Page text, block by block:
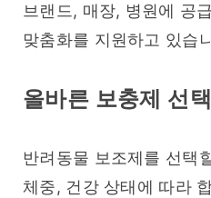
브랜드, 매장, 병원에 공
맞춤화를 지원하고 있습
올바른 보충제 선
반려동물 보조제를 선택
체중, 건강 상태에 따라